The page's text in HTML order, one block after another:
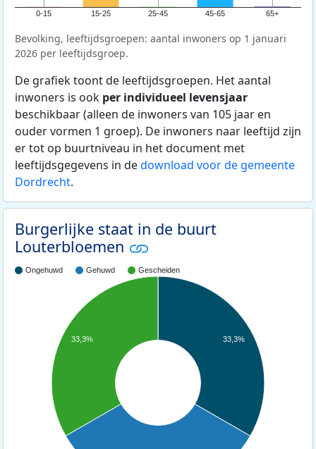
0-15 15-25 25-45 45-65 65+
Bevolking, leeftijdsgroepen: aantal inwoners op 1 januari
2026 per leeftijdsgroep.
De grafiek toont de leeftijdsgroepen. Het aantal
inwoners is ook per individueel levensjaar
beschikbaar (alleen de inwoners van 105 jaar en
ouder vormen 1 groep). De inwoners naar leeftijd zijn
er tot op buurtniveau in het document met
leeftijdsgegevens in dedownload voor de gemeente
Dordrecht.
Burgerlijke staat in de buurt
Louterbloemen
Ongehuwd Gehuwd Gescheiden
33,3%
33,3%